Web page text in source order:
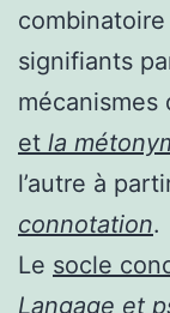
signifiants
mécanismes
et la
l’autre à
connotation.
Le socle
Langage et